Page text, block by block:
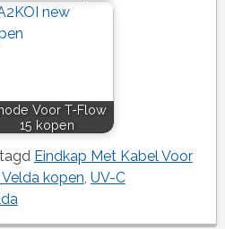
Voor T-Flow
15 kopen
Eindkap Met Kabel Voor
kopen UV-C